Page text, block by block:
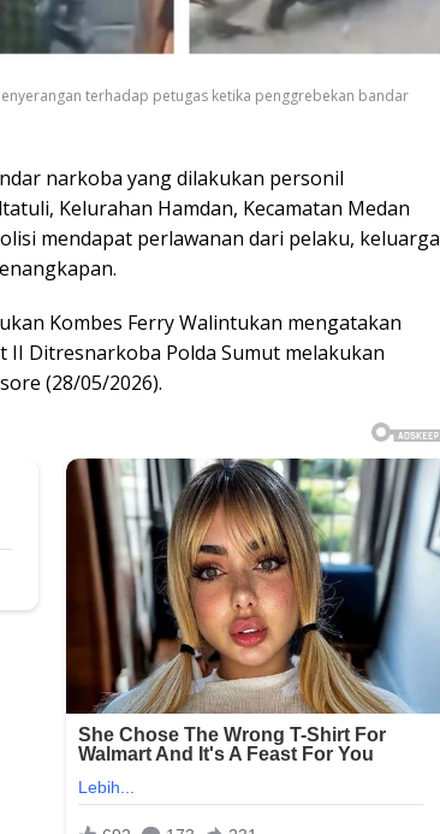
terhadap petugas ketika penggrebekan bandar
narkoba yang dilakukan personil
Kelurahan Hamdan, Kecamatan Medan
mendapat perlawanan dari pelaku, keluarga
Kombes Ferry Walintukan mengatakan
Ditresnarkoba Polda Sumut melakukan
(28/05/2026).